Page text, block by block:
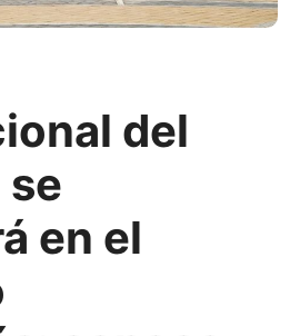
del
en el